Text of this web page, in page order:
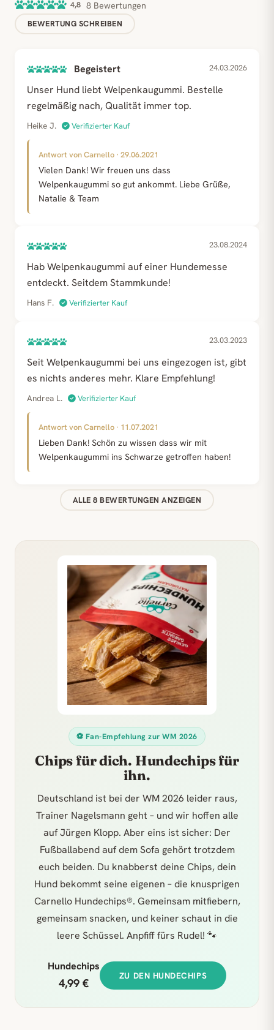
4,8 8 Bewertungen
BEWERTUNG SCHREIBEN
Begeistert 24.03.2026
Unser Hund liebt Welpenkaugummi. Bestelle
regelmäßig nach, Qualität immer top.
Heike J. Verifizierter Kauf
Antwort von Carnello · 29.06.2021
Vielen Dank! Wir freuen uns dass
Welpenkaugummi so gut ankommt. Liebe Grüße,
Natalie & Team
23.08.2024
Hab Welpenkaugummi auf einer Hundemesse
entdeckt. Seitdem Stammkunde!
Hans F. Verifizierter Kauf
23.03.2023
Seit Welpenkaugummi bei uns eingezogen ist, gibt
es nichts anderes mehr. Klare Empfehlung!
Andrea L. Verifizierter Kauf
Antwort von Carnello · 11.07.2021
Lieben Dank! Schön zu wissen dass wir mit
Welpenkaugummi ins Schwarze getroffen haben!
ALLE 8 BEWERTUNGEN ANZEIGEN
⚽ Fan-Empfehlung zur WM 2026
Chips für dich. Hundechips für
ihn.
Deutschland ist bei der WM 2026 leider raus,
Trainer Nagelsmann geht – und wir hoffen alle
auf Jürgen Klopp. Aber eins ist sicher: Der
Fußballabend auf dem Sofa gehört trotzdem
euch beiden. Du knabberst deine Chips, dein
Hund bekommt seine eigenen – die knusprigen
Carnello Hundechips®. Gemeinsam mitfiebern,
gemeinsam snacken, und keiner schaut in die
leere Schüssel. Anpfiff fürs Rudel! 🐾
Hundechips
4,99 €
ZU DEN HUNDECHIPS